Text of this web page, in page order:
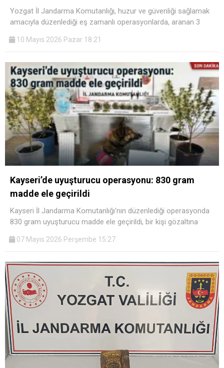
Yozgat İl Jandarma Komutanlığı, huzur ve güvenliği sağlamak
amacıyla düzenlediği eş zamanlı operasyonlarda, aranan 3
10 Mayıs 2026 Pazar 18:21
Kayseri’de uyuşturucu operasyonu: 830 gram
madde ele geçirildi
Kayseri İl Jandarma Komutanlığı'nın düzenlediği operasyonda
830 gram uyuşturucu madde ele geçirildi, bir kişi gözaltına
07 Mayıs 2026 Perşembe 15:27